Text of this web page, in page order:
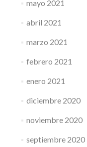
mayo 2021
abril 2021
marzo 2021
febrero 2021
enero 2021
diciembre 2020
noviembre 2020
septiembre 2020